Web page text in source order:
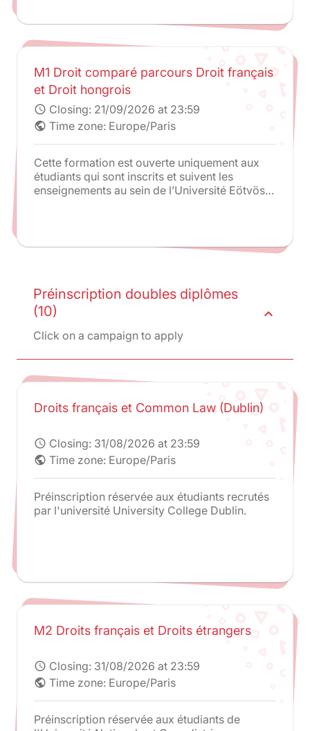
M1 Droit comparé parcours Droit français
et Droit hongrois
schedule Closing: 21/09/2026 at 23:59
public Time zone: Europe/Paris
Cette formation est ouverte uniquement aux
étudiants qui sont inscrits et suivent les
enseignements au sein de l’Université Eötvös
dispensée par des professeurs de Paris 2 en
Préinscription doubles diplômes
(10)
Click on a campaign to apply
expand_less
Droits français et Common Law (Dublin)
schedule Closing: 31/08/2026 at 23:59
public Time zone: Europe/Paris
Préinscription réservée aux étudiants recrutés
par l'université University College Dublin.
M2 Droits français et Droits étrangers
schedule Closing: 31/08/2026 at 23:59
public Time zone: Europe/Paris
Préinscription réservée aux étudiants de